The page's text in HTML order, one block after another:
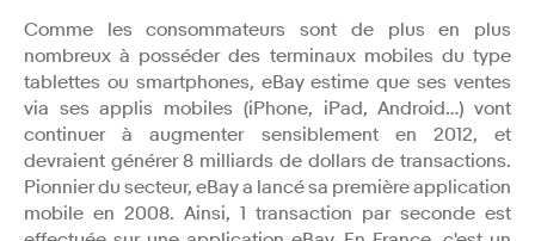
Comme les consommateurs sont de plus en plus
nombreux à posséder des terminaux mobiles du type
tablettes ou smartphones, eBay estime que ses ventes
via ses applis mobiles (iPhone, iPad, Android…) vont
continuer à augmenter sensiblement en 2012, et
devraient générer 8 milliards de dollars de transactions.
Pionnier du secteur, eBay a lancé sa première application
mobile en 2008. Ainsi, 1 transaction par seconde est